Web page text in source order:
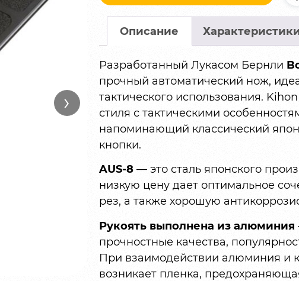
›
Описание
Разработанный Лукасом Бернли
прочный автоматический нож,
тактического использования.
стиля с тактическими
напоминающий классический
кнопки.
AUS-8— это сталь японского
низкую цену дает оптимальное
рез, а также хорошую
Рукоять выполнена из алюминия
прочностные качества,
При взаимодействии алюминия и
возникает пленка,